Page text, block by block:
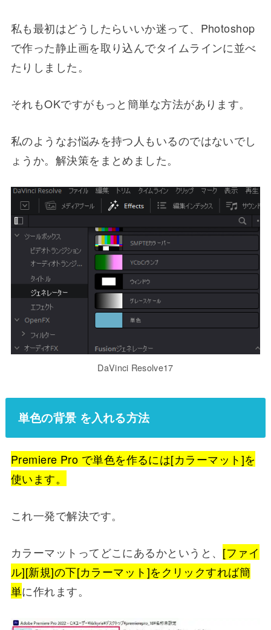
私も最初はどうしたらいいか迷って、Photoshop
で作った静止画を取り込んでタイムラインに並べ
たりしました。
それもOKですがもっと簡単な方法があります。
私のようなお悩みを持つ人もいるのではないでし
ょうか。解決策をまとめました。
DaVinci Resolve17
単色の背景 を入れる方法
Premiere Pro で単色を作るには[カラーマット]を
使います。
これ一発で解決です。
カラーマットってどこにあるかというと、 [ファイ
ル][新規]の下[カラーマット]をクリックすれば簡
単に作れます。